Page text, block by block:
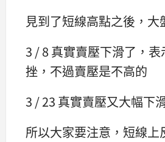
見到了短線高點之後，大
3 / 8 真實賣壓下滑了，
挫，不過賣壓是不高的
3 / 23 真實賣壓又大幅下
所以大家要注意，短線